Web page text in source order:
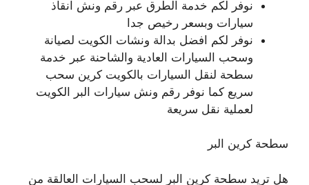
نوفر لكم خدمة الطرق عبر رقم ونش انقاذ
سيارات وبسعر رخيص جدا
نوفر لكم افضل بدالة ونشات الكويت لصيانة
وسحب السيارات العادية والشاحنة عبر خدمة
سطحة لنقل السيارات بالكويت كرين سحب
سريع كما نوفر رقم ونش سيارات البر الكويت
لعملية نقل سريعة
سطحة كرين البر
هل تريد سطحة كرين البر لسحب السيارات العالقة من